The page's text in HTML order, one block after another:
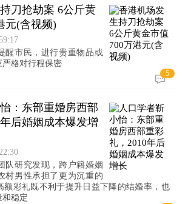
刀抢劫案 6公斤黄
元(含视频)
醒市民，进行贵重物品或
严格对行程保密
5
：东部重婚房西部
后婚姻成本爆发增
队研究发现，跨户籍婚姻
村男性承担了更为沉重的
额彩礼既不利于提升日益下降的结婚率，也
和稳定